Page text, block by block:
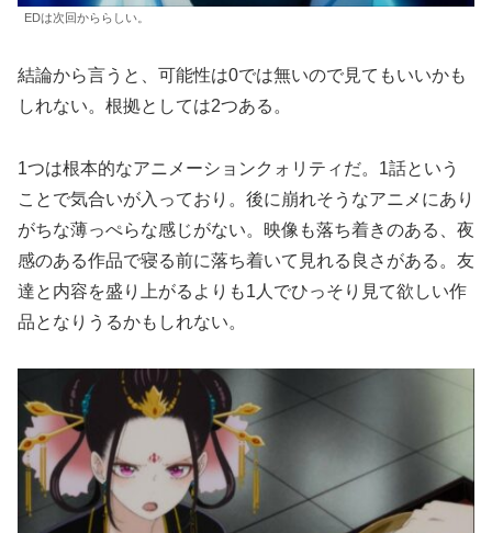
EDは次回かららしい。
結論から言うと、可能性は0では無いので見てもいいかも
しれない。根拠としては2つある。
1つは根本的なアニメーションクォリティだ。1話という
ことで気合いが入っており。後に崩れそうなアニメにあり
がちな薄っぺらな感じがない。映像も落ち着きのある、夜
感のある作品で寝る前に落ち着いて見れる良さがある。友
達と内容を盛り上がるよりも1人でひっそり見て欲しい作
品となりうるかもしれない。